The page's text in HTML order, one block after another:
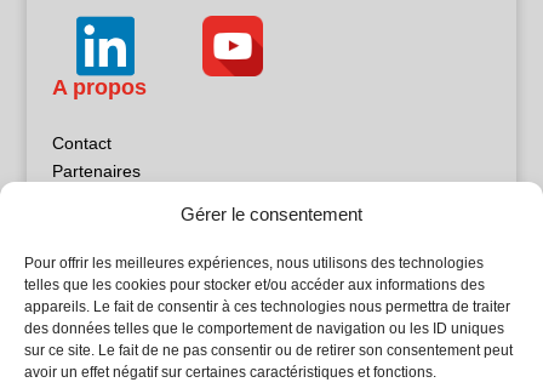
Gérer le consentement
Pour offrir les meilleures expériences, nous utilisons des technologies
telles que les cookies pour stocker et/ou accéder aux informations des
appareils. Le fait de consentir à ces technologies nous permettra de traiter
des données telles que le comportement de navigation ou les ID uniques
sur ce site. Le fait de ne pas consentir ou de retirer son consentement peut
avoir un effet négatif sur certaines caractéristiques et fonctions.
A propos
Contact
Partenaires
Politique de confidentialité
Sites partenaires
5Façades
Atrium Patrimoine